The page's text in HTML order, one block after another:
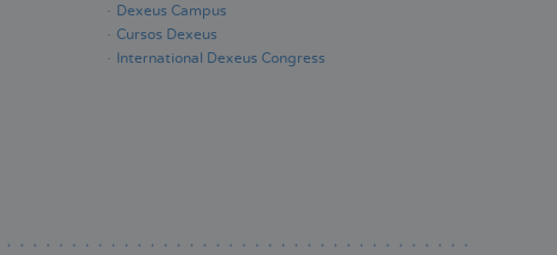
Dexeus Campus
Cursos Dexeus
International Dexeus Congress